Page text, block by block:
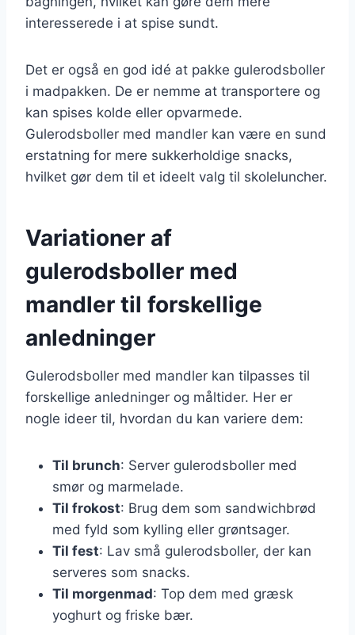
interesserede i at spise sundt.
Det er også en god idé at pakke gulerodsboller
i madpakken. De er nemme at transportere og
kan spises kolde eller opvarmede.
Gulerodsboller med mandler kan være en sund
erstatning for mere sukkerholdige snacks,
hvilket gør dem til et ideelt valg til skoleluncher.
Variationer af
gulerodsboller med
mandler til forskellige
anledninger
Gulerodsboller med mandler kan tilpasses til
forskellige anledninger og måltider. Her er
nogle ideer til, hvordan du kan variere dem:
Til brunch: Server gulerodsboller med
smør og marmelade.
Til frokost: Brug dem som sandwichbrød
med fyld som kylling eller grøntsager.
Til fest: Lav små gulerodsboller, der kan
serveres som snacks.
Til morgenmad: Top dem med græsk
yoghurt og friske bær.